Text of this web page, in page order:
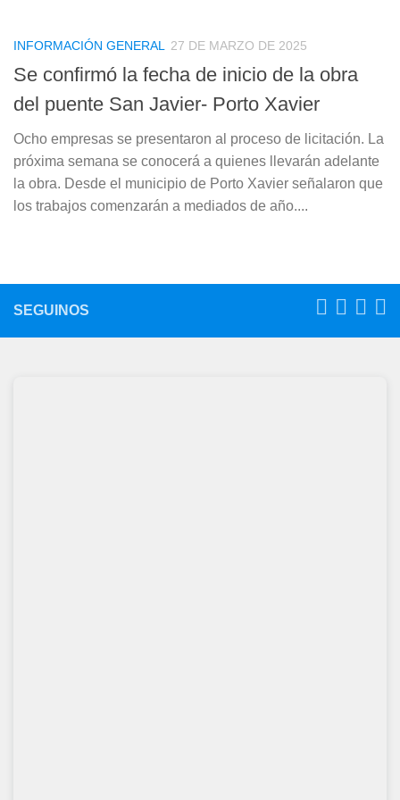
INFORMACIÓN GENERAL 27 DE MARZO DE 2025
Se confirmó la fecha de inicio de la obra
del puente San Javier- Porto Xavier
Ocho empresas se presentaron al proceso de licitación. La
próxima semana se conocerá a quienes llevarán adelante
la obra. Desde el municipio de Porto Xavier señalaron que
los trabajos comenzarán a mediados de año....
SEGUINOS